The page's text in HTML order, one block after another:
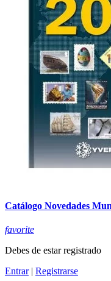
Catálogo Novedades
favorite
Debes de estar registrado
Entrar| Registrarse